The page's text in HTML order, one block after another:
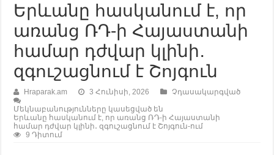
Երևանը հասկանում է, որ
առանց ՌԴ-ի Հայաստանի
համար դժվար կլինի․
զգուշացնում է Շոյգուն
Hraparak.am 3 Հունիսի, 2026
Չդասակարգված
Մեկնաբանությունները կասեցված են
Երևանը հասկանում է, որ առանց ՌԴ-ի Հայաստանի
համար դժվար կլինի․ զգուշացնում է Շոյգուն-ում
9 Դիտում